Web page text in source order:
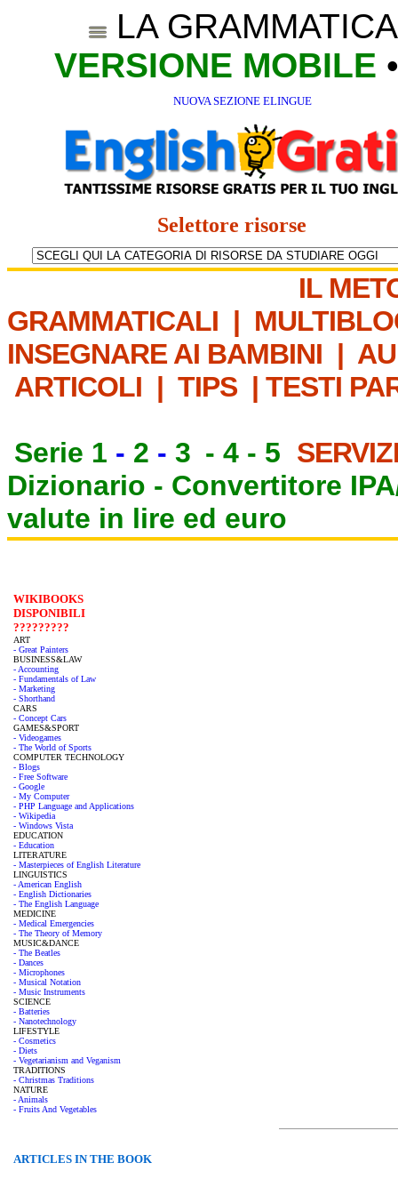
LA
VERSIONE MOBILE
NUOVA SEZIONE ELINGUE
Selettore risorse
IL
GRAMMATICALI |
INSEGNARE AI BAMBINI |
ARTICOLI | TIPS | TESTI
Serie 1 - 2 - 3 - 4 - 5
Dizionario - Convertitore
valute in lire ed euro
WIKIBOOKS
DISPONIBILI
?????????
ART
- Great Painters
BUSINESS&LAW
- Accounting
- Fundamentals of Law
- Marketing
- Shorthand
CARS
- Concept Cars
GAMES&SPORT
- Videogames
- The World of Sports
COMPUTER TECHNOLOGY
- Blogs
- Free Software
- Google
- My Computer
- PHP Language and Applications
- Wikipedia
- Windows Vista
EDUCATION
- Education
LITERATURE
- Masterpieces of English Literature
LINGUISTICS
- American English
- English Dictionaries
- The English Language
MEDICINE
- Medical Emergencies
- The Theory of Memory
MUSIC&DANCE
- The Beatles
- Dances
- Microphones
- Musical Notation
- Music Instruments
SCIENCE
- Batteries
- Nanotechnology
LIFESTYLE
- Cosmetics
- Diets
- Vegetarianism and Veganism
TRADITIONS
- Christmas Traditions
NATURE
- Animals
- Fruits And Vegetables
ARTICLES IN THE BOOK